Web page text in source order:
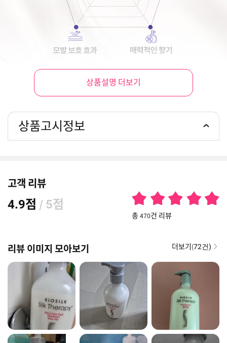
상품설명 더보기
상품고시정보
고객 리뷰
4.9점 / 5점
총 470건 리뷰
리뷰 이미지 모아보기 더보기(72건)